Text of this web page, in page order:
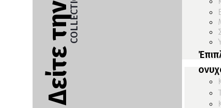
Δείτε τηνCOLLECTION